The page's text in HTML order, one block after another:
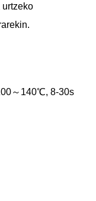
urtzeko
～140℃, 8-30s